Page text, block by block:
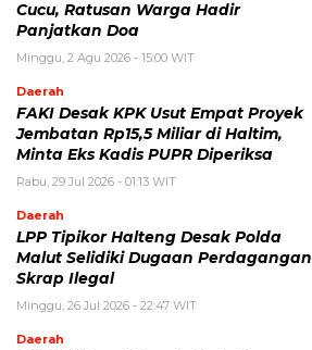
Cucu, Ratusan Warga Hadir
Panjatkan Doa
Minggu, 2 Agu 2026 - 15:00 WIT
Daerah
FAKI Desak KPK Usut Empat Proyek
Jembatan Rp15,5 Miliar di Haltim,
Minta Eks Kadis PUPR Diperiksa
Rabu, 29 Jul 2026 - 01:13 WIT
Daerah
LPP Tipikor Halteng Desak Polda
Malut Selidiki Dugaan Perdagangan
Skrap Ilegal
Minggu, 26 Jul 2026 - 22:47 WIT
Daerah